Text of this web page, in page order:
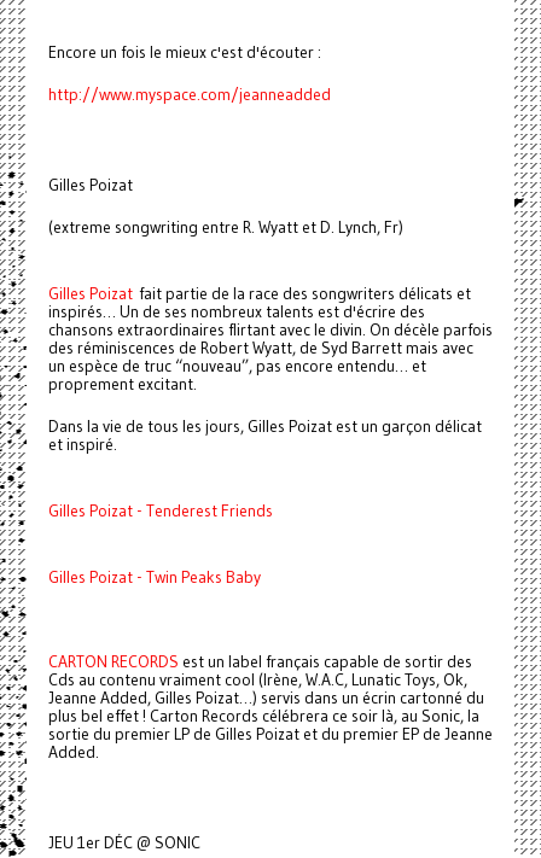
Encore un fois le mieux c'est d'écouter :
http://www.myspace.com/jeanneadded
Gilles Poizat
(extreme songwriting entre R. Wyatt et D. Lynch, Fr)
Gilles Poizatfait partie de la race des songwriters délicats et
inspirés… Un de ses nombreux talents est d'écrire des
chansons extraordinaires flirtant avec le divin. On décèle parfois
des réminiscences de Robert Wyatt, de Syd Barrett mais avec
un espèce de truc “nouveau”, pas encore entendu… et
proprement excitant.
Dans la vie de tous les jours, Gilles Poizat est un garçon délicat
et inspiré.
Gilles Poizat - Tenderest Friends
Gilles Poizat - Twin Peaks Baby
CARTON RECORDS est un label français capable de sortir des
Cds au contenu vraiment cool (Irène, W.A.C, Lunatic Toys, Ok,
Jeanne Added, Gilles Poizat…) servis dans un écrin cartonné du
plus bel effet ! Carton Records célébrera ce soir là, au Sonic, la
sortie du premier LP de Gilles Poizat et du premier EP de Jeanne
Added.
JEU 1er DÉC @ SONIC